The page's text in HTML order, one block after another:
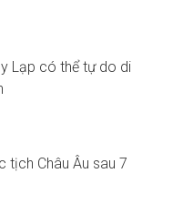
Lạp có thể tự do di
tịch Châu Âu sau 7